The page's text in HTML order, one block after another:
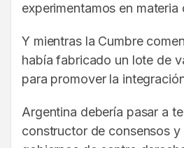
experimentamos en
Y mientras la Cumbre
había fabricado un lote de
para promover la
Argentina debería pasar a
constructor de consensos